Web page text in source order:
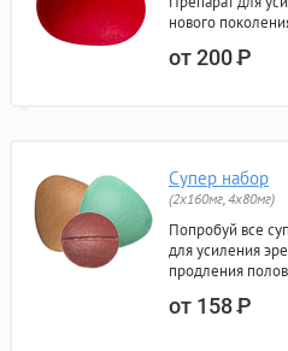
нового
от 200Р
Супер набор
(2х160мг, 4х80мг)
Попробуй все
для усиления
продления
от 158Р